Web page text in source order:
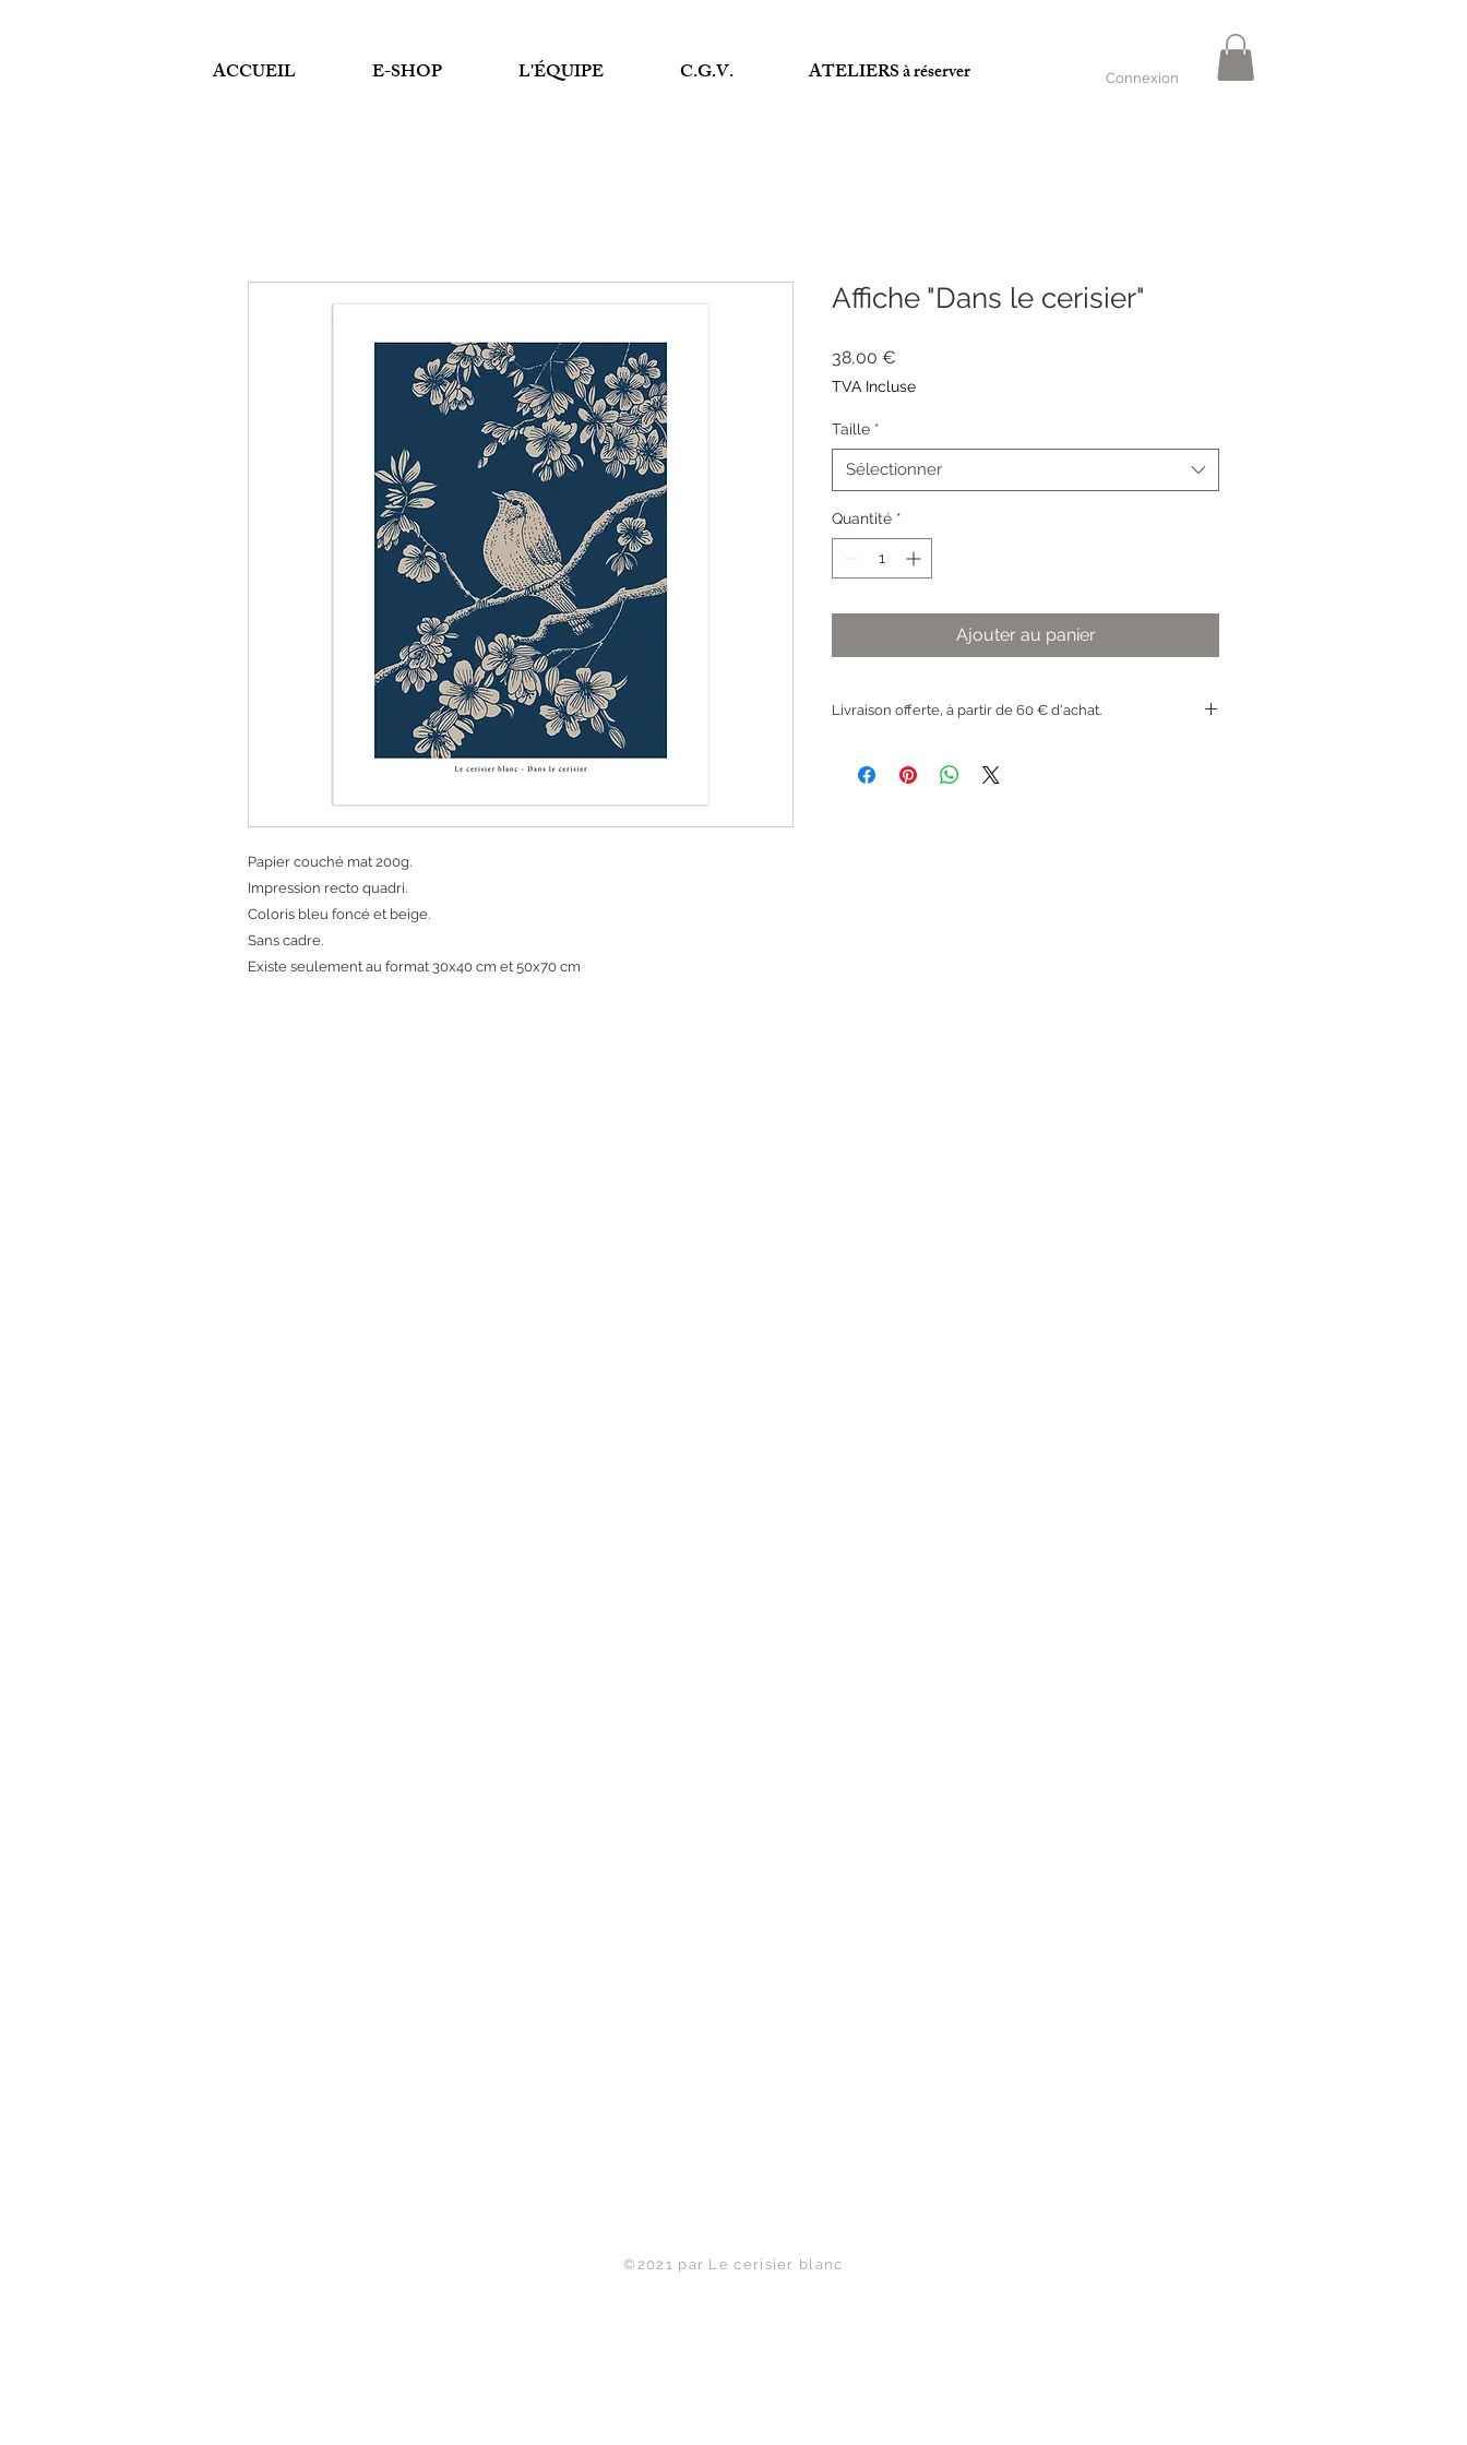
ACCUEIL E-SHOP L'ÉQUIPE C.G.V. ATELIERS à réserver Connexion
Papier couché mat 200g.
Impression recto quadri.
Coloris bleu foncé et beige.
Sans cadre.
Existe seulement au format 30x40 cm et 50x70 cm
Affiche "Dans le cerisier"
38,00 €
TVA Incluse
Taille *
Sélectionner
Quantité *
Ajouter au panier
Livraison offerte, à partir de 60 € d'achat.
©2021 par Le cerisier blanc